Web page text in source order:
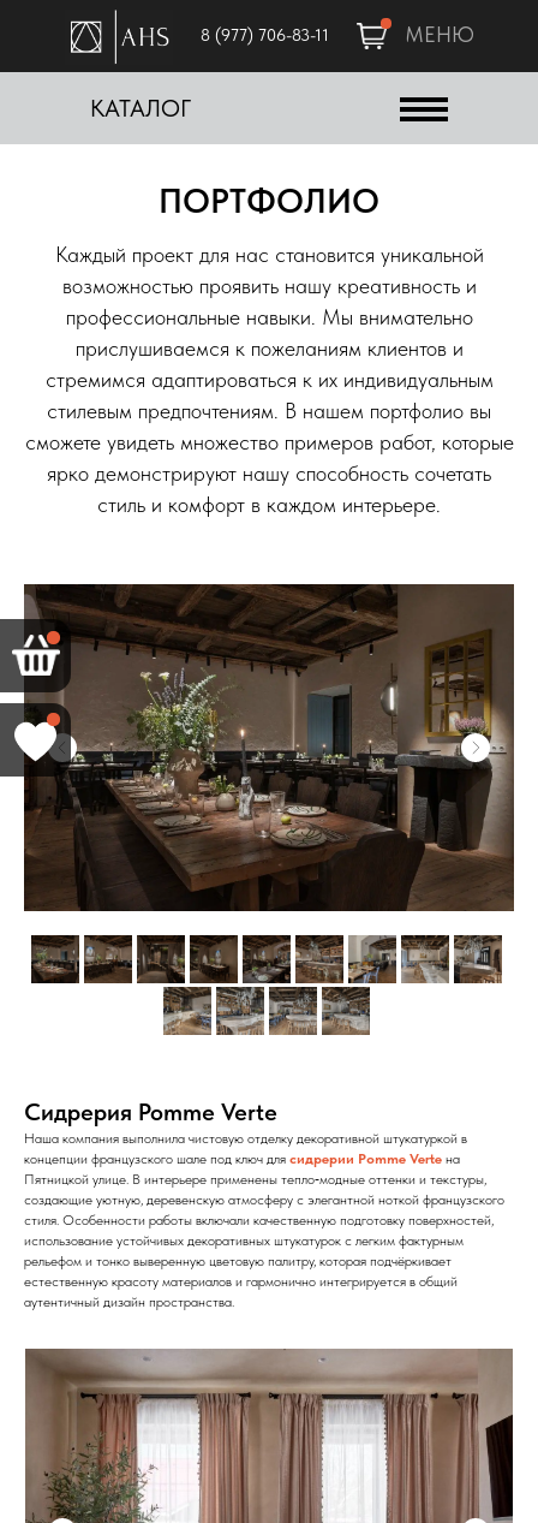
МЕНЮ
8 (977) 706-83-11
КАТАЛОГ
ПОРТФОЛИО
Каждый проект для нас становится уникальной
возможностью проявить нашу креативность и
профессиональные навыки. Мы внимательно
прислушиваемся к пожеланиям клиентов и
стремимся адаптироваться к их индивидуальным
стилевым предпочтениям. В нашем портфолио вы
сможете увидеть множество примеров работ, которые
ярко демонстрируют нашу способность сочетать
стиль и комфорт в каждом интерьере.
Сидрерия Pomme Verte
Наша компания выполнила чистовую отделку декоративной штукатуркой в
концепции французского шале под ключ для сидрерии Pomme Verte на
Пятницкой улице. В интерьере применены тепло‑модные оттенки и текстуры,
создающие уютную, деревенскую атмосферу с элегантной ноткой французского
стиля. Особенности работы включали качественную подготовку поверхностей,
использование устойчивых декоративных штукатурок с легким фактурным
рельефом и тонко выверенную цветовую палитру, которая подчёркивает
естественную красоту материалов и гармонично интегрируется в общий
аутентичный дизайн пространства.